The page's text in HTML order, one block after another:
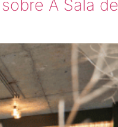
A Sala de